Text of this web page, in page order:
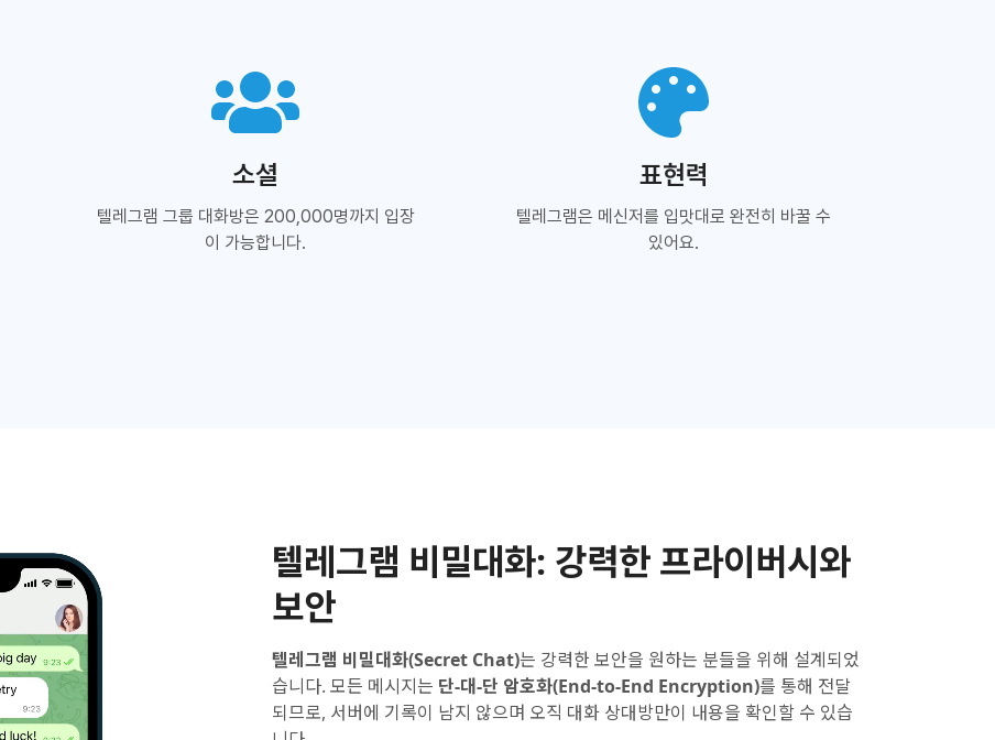
소셜
텔레그램 그룹 대화방은 200,000명까지 입장
이 가능합니다.
표현력
텔레그램은 메신저를 입맛대로 완전히 바꿀 수
있어요.
텔레그램 비밀대화: 강력한 프라이버시와
보안
텔레그램 비밀대화(Secret Chat)는 강력한 보안을 원하는 분들을 위해 설계되었
습니다. 모든 메시지는 단-대-단 암호화(End-to-End Encryption)를 통해 전달
되므로, 서버에 기록이 남지 않으며 오직 대화 상대방만이 내용을 확인할 수 있습